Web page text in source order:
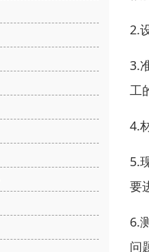
2.
3.
工
4.
5.
要
6.
问